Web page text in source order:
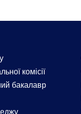
комісії
бакалавр